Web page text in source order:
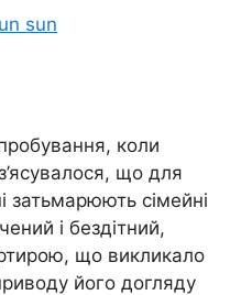
sun
коли
що для
затьмарюють сімейні
і бездітний,
що викликало
його догляду